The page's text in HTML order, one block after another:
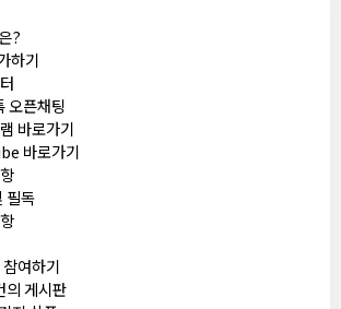
?
하기
오픈채팅
바로가기
바로가기
필독
여하기
게시판